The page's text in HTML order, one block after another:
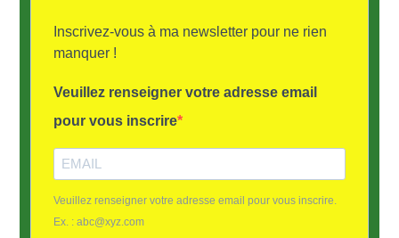
Inscrivez-vous à ma newsletter pour ne rien
manquer !
Veuillez renseigner votre adresse email
pour vous inscrire
Veuillez renseigner votre adresse email pour vous inscrire.
Ex. : abc@xyz.com